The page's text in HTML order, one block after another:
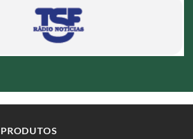
PRODUTOS